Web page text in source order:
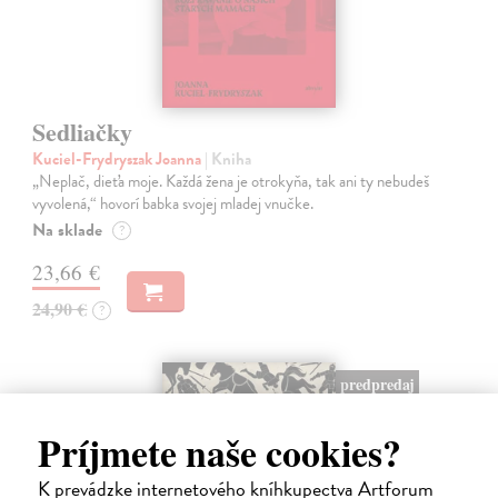
Príjmete naše cookies?
K prevádzke internetového kníhkupectva Artforum
Sedliačky
Kuciel-Frydryszak Joanna| Kniha
„Neplač, dieťa moje. Každá žena je otrokyňa, tak ani ty nebudeš
vyvolená,“ hovorí babka svojej mladej vnučke.
Na sklade ?
23,66 €
24,90 € ?
predpredaj